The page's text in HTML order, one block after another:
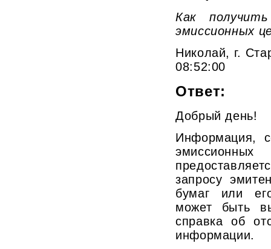
Как
эмиссионных
Николай, г.
08:52:00
Ответ:
Добрый день!
Информация,
запросу
бумаг или
может быть
справка об
информации.